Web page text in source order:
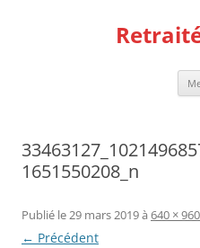
1651550208_n
Publié le29 mars 2019à 640 × 960
← Précédent